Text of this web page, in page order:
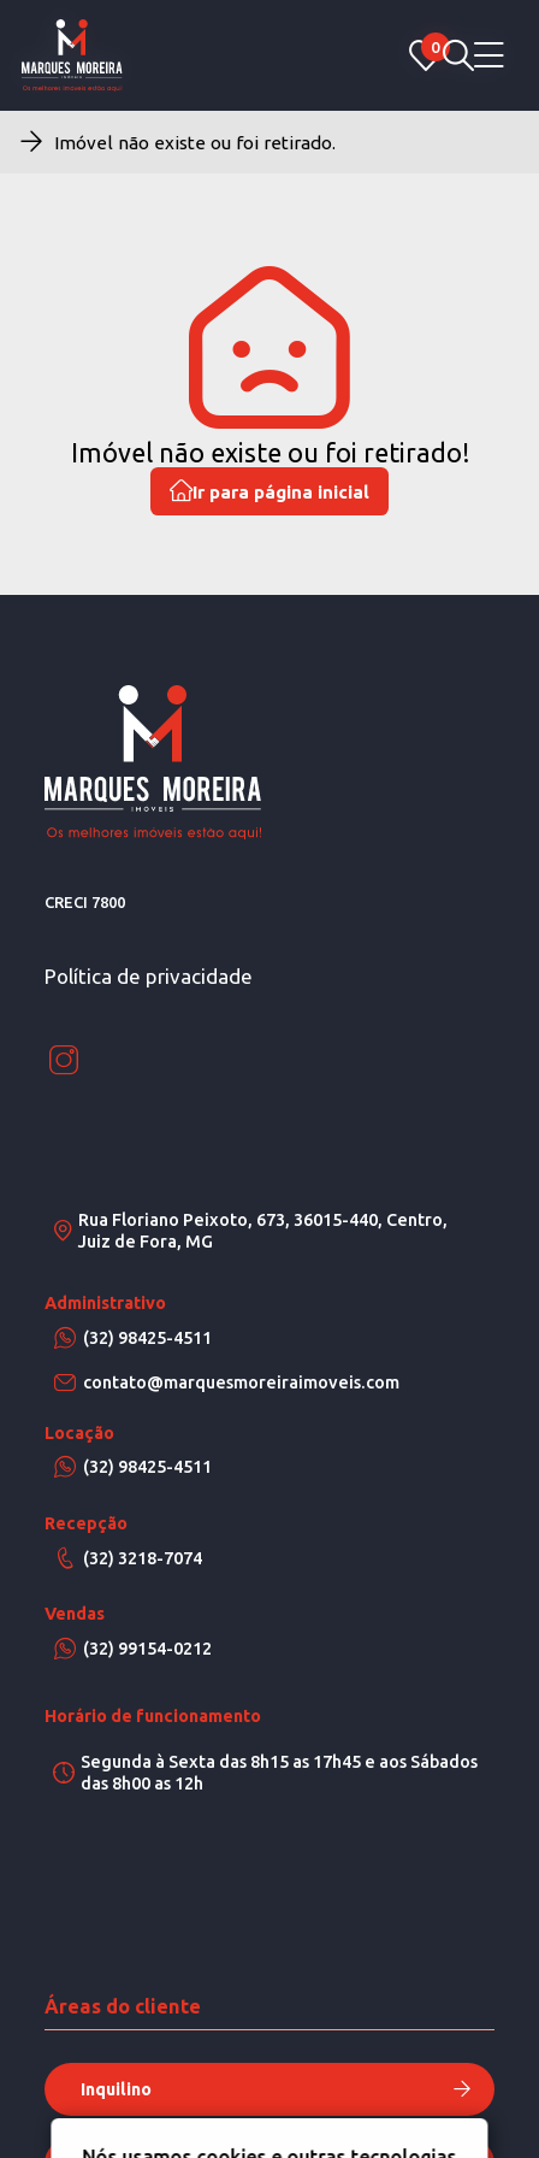
0
0
Imóvel não existe ou foi retirado.
Imóvel não existe ou foi retirado!
Ir para página inicial
CRECI 7800
Política de privacidade
Rua Floriano Peixoto, 673, 36015-440, Centro,
Juiz de Fora, MG
Administrativo
(32) 98425-4511
contato@marquesmoreiraimoveis.com
Locação
(32) 98425-4511
Recepção
(32) 3218-7074
Vendas
(32) 99154-0212
Horário de funcionamento
Segunda à Sexta das 8h15 as 17h45 e aos Sábados
das 8h00 as 12h
Áreas do cliente
Inquilino